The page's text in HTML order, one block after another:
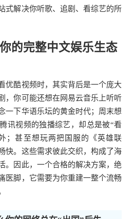
式解决你听歌、追剧、看综艺的所
的完整中文娱乐生态
优酷视频时，其实背后是一个庞大
，你可能还想在网易云音乐上听听
一下华语乐坛的黄金时代；周末想
讯视频的独播综艺，却总是被“看
；甚至想玩两把国服的《英雄联
快。这些需求彼此交织，构成了海
。因此，一个合格的解决方案，绝
医脚，它需要为你重建一整个流畅